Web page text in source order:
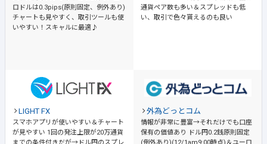
ロドルは0.3pips(原則固定、例外あり)
チャートも見やすく、取引ツールも使
いやすい！スキャルに最適♪
通貨ペア数も多い＆スプレッドも低
い、取引で色々貰えるのも良い
LIGHT FX
スマホアプリが使いやすい＆チャート
が見やすい 1回の発注上限が20万通貨
までの条件付きだが→ドル円のスプレ
外為どっとコム
情報が非常に豊富→それだけでも口座
保有の価値あり
ドル円0.2銭原則固定
(例外あり)(12/1am9:00時点)＆ユーロ